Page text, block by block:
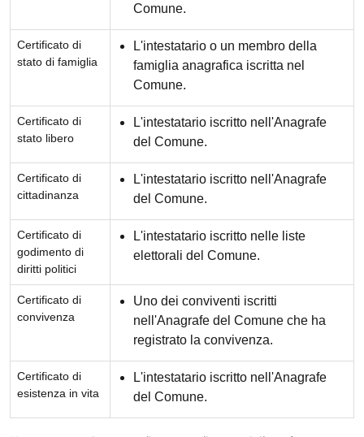
Comune.
Certificato di
stato di famiglia
L'intestatario o un membro della
famiglia anagrafica iscritta nel
Comune.
Certificato di
stato libero
L'intestatario iscritto nell'Anagrafe
del Comune.
Certificato di
cittadinanza
L'intestatario iscritto nell'Anagrafe
del Comune.
Certificato di
godimento di
diritti politici
L'intestatario iscritto nelle liste
elettorali del Comune.
Certificato di
convivenza
Uno dei conviventi iscritti
nell'Anagrafe del Comune che ha
registrato la convivenza.
Certificato di
esistenza in vita
L'intestatario iscritto nell'Anagrafe
del Comune.